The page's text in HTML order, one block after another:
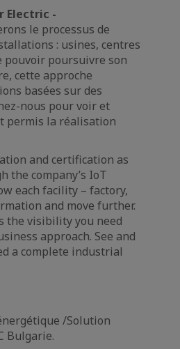
Electric -
le processus de
: usines, centres
pouvoir poursuivre son
cette approche
basées sur des
nous pour voir et
permis la réalisation
and certification as
the company’s IoT
each facility – factory,
and move further.
the visibility you need
approach. See and
a complete industrial
/Solution
Bulgarie.